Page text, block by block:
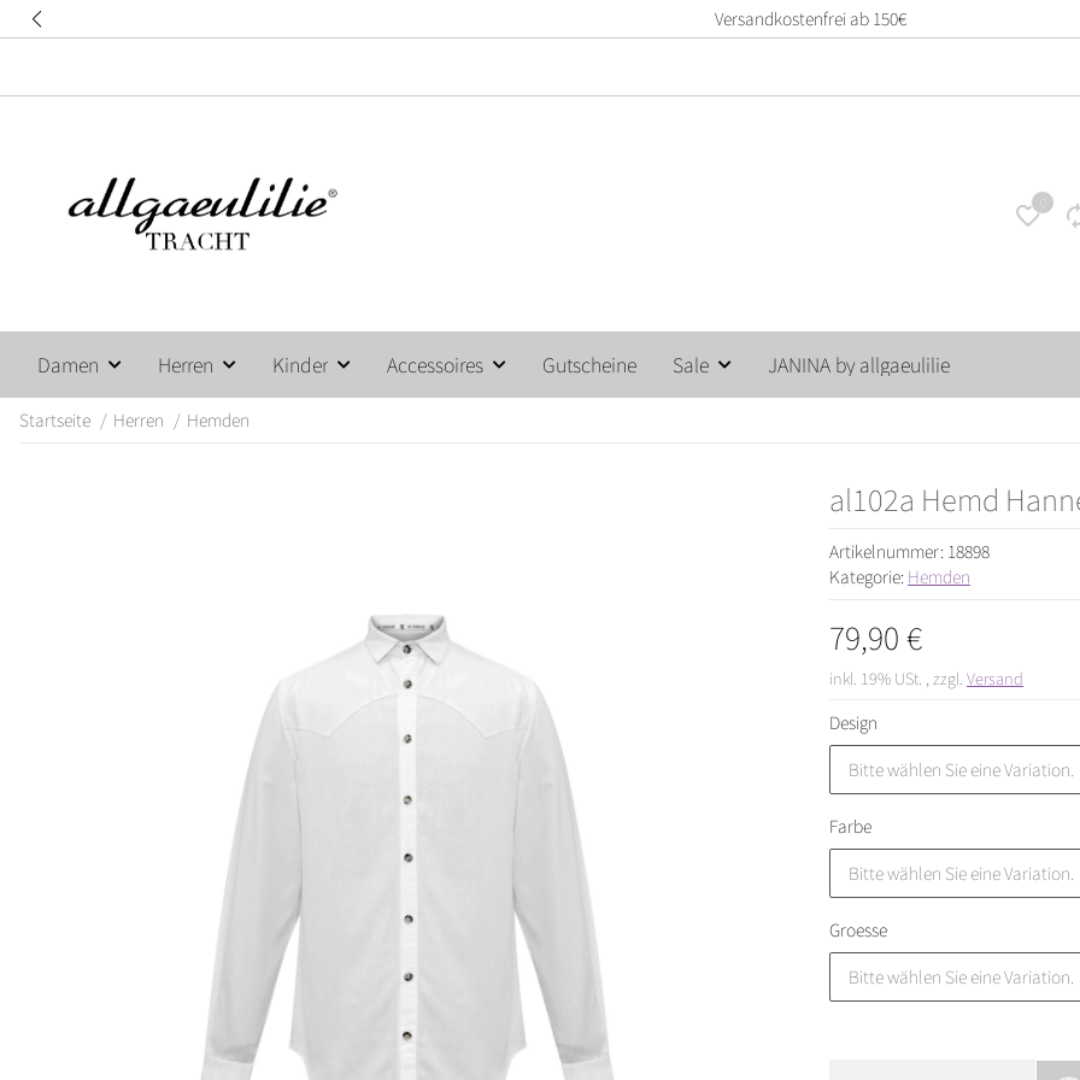
Damen Herren Kinder Accessoires Gutscheine Sale JANINA by allgaeulilie
Startseite Herren Hemden
al102a Hemd
Artikelnummer: 18898
Kategorie: Hemden
79,90 €
inkl. 19% USt. , zzgl. Versand
Design
Bitte wählen Sie eine Variation.
Farbe
Bitte wählen Sie eine Variation.
Groesse
Bitte wählen Sie eine Variation.